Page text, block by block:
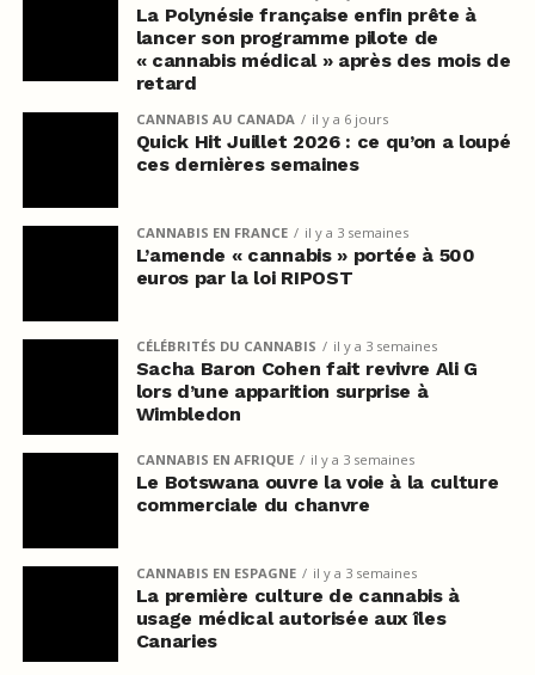
La Polynésie française enfin prête à
lancer son programme pilote de
« cannabis médical » après des mois de
retard
CANNABIS AU CANADA il y a 6 jours
Quick Hit Juillet 2026 : ce qu’on a loupé
ces dernières semaines
CANNABIS EN FRANCE il y a 3 semaines
L’amende « cannabis » portée à 500
euros par la loi RIPOST
CÉLÉBRITÉS DU CANNABIS il y a 3 semaines
Sacha Baron Cohen fait revivre Ali G
lors d’une apparition surprise à
Wimbledon
CANNABIS EN AFRIQUE il y a 3 semaines
Le Botswana ouvre la voie à la culture
commerciale du chanvre
CANNABIS EN ESPAGNE il y a 3 semaines
La première culture de cannabis à
usage médical autorisée aux îles
Canaries